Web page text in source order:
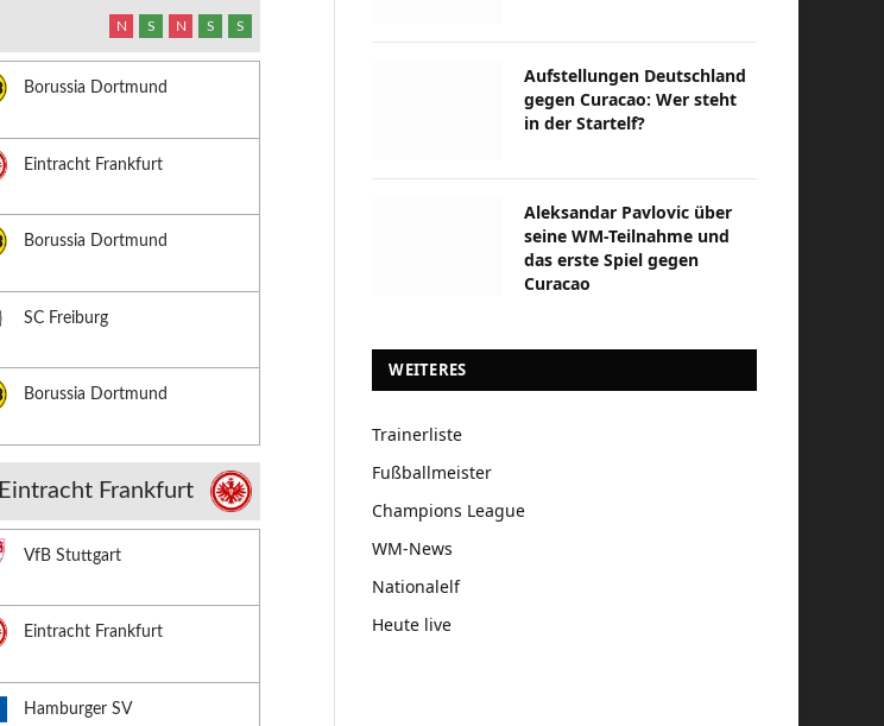
N S N S S
Borussia Dortmund
Eintracht Frankfurt
Borussia Dortmund
SC Freiburg
Borussia Dortmund
Eintracht Frankfurt
VfB Stuttgart
Eintracht Frankfurt
Hamburger SV
Aufstellungen Deutschland
gegen Curacao: Wer steht
in der Startelf?
Aleksandar Pavlovic über
seine WM-Teilnahme und
das erste Spiel gegen
Curacao
WEITERES
Trainerliste
Fußballmeister
Champions League
WM-News
Nationalelf
Heute live